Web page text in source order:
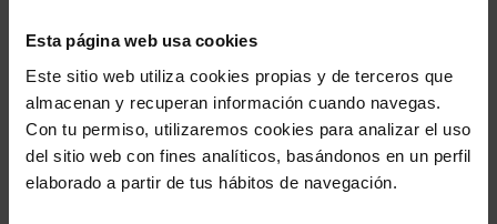
Esta página web usa cookies
Este sitio web utiliza cookies propias y de terceros que
almacenan y recuperan información cuando navegas.
Con tu permiso, utilizaremos cookies para analizar el uso
del sitio web con fines analíticos, basándonos en un perfil
elaborado a partir de tus hábitos de navegación.